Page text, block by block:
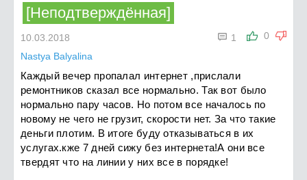
[Неподтверждённая]
0
 1
10.03.2018
Nastya Balyalina
Каждый вечер пропалал интернет ,прислали
ремонтников сказал все нормально. Так вот было
нормально пару часов. Но потом все началось по
новому не чего не грузит, скорости нет. За что такие
деньги плотим. В итоге буду отказываться в их
услугах.кже 7 дней сижу без интернета!А они все
твердят что на линии у них все в порядке!